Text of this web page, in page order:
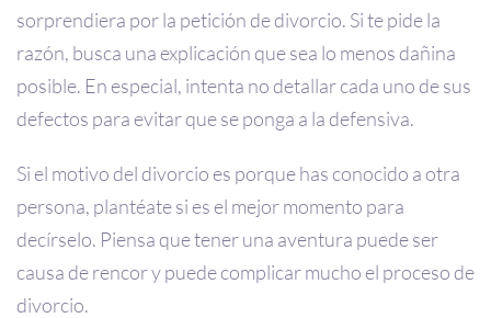
sorprendiera por la petición de divorcio. Si te pide la
razón, busca una explicación que sea lo menos dañina
posible. En especial, intenta no detallar cada uno de sus
defectos para evitar que se ponga a la defensiva.
Si el motivo del divorcio es porque has conocido a otra
persona, plantéate si es el mejor momento para
decírselo. Piensa que tener una aventura puede ser
causa de rencor y puede complicar mucho el proceso de
divorcio.